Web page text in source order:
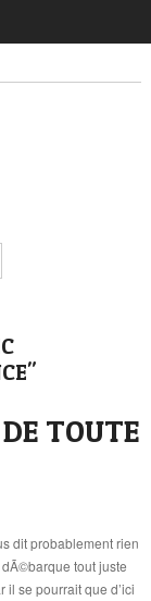
TOUTE
dit probablement rien
tout juste
se pourrait que d’ici